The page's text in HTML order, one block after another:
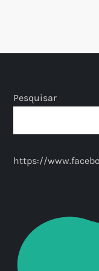
n
ç
d
e
Pesquisar
https://